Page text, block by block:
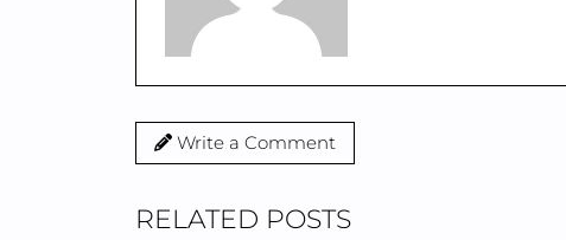
Write a Comment
RELATED POSTS